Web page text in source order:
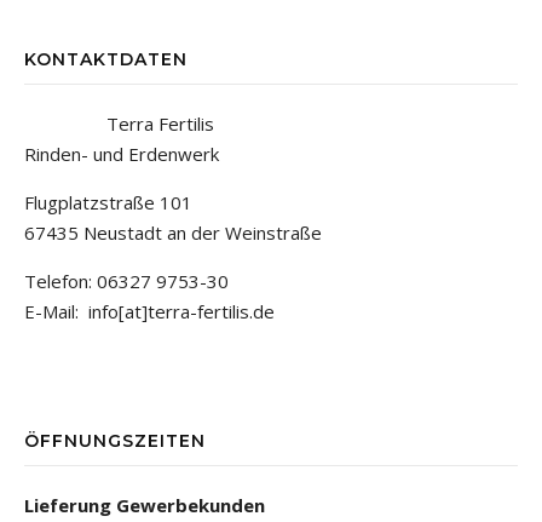
KONTAKTDATEN
Terra Fertilis
Rinden- und Erdenwerk
Flugplatzstraße 101
67435 Neustadt an der Weinstraße
Telefon: 06327 9753-30
E-Mail: info[at]terra-fertilis.de
ÖFFNUNGSZEITEN
Lieferung Gewerbekunden